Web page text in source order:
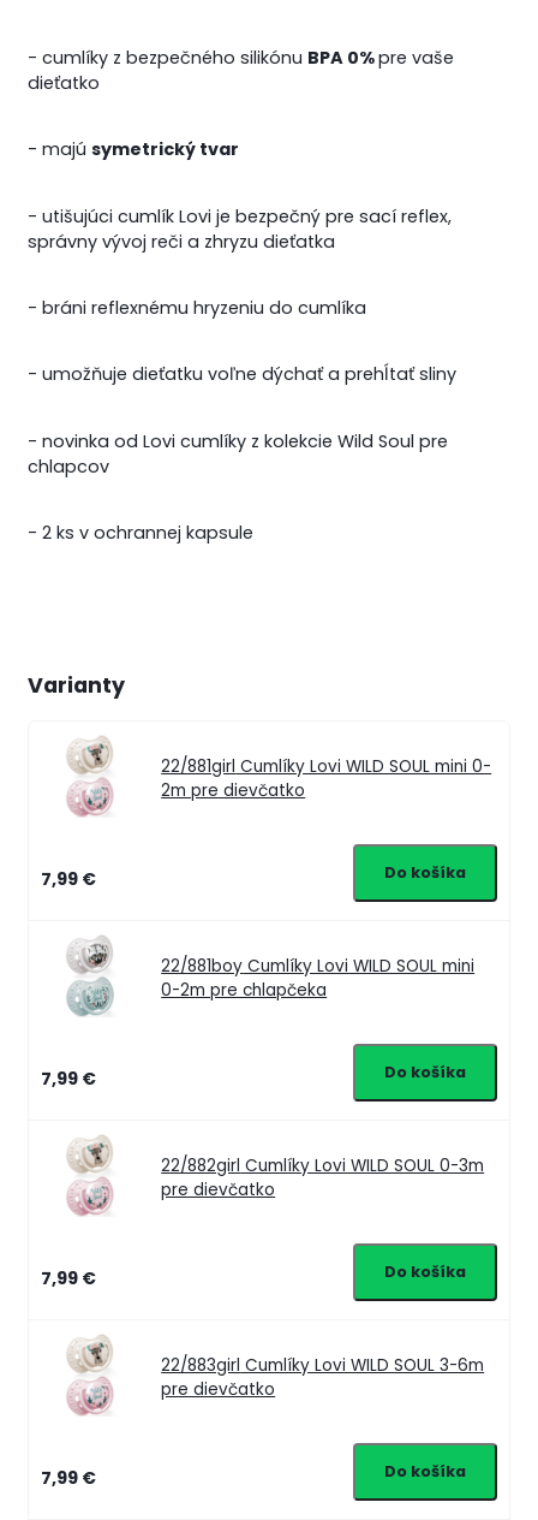
- cumlíky z bezpečného silikónu BPA 0%pre vaše
dieťatko
- majúsymetrický tvar
- utišujúci cumlík Lovi je bezpečný pre sací reflex,
správny vývoj reči a zhryzu dieťatka
- bráni reflexnému hryzeniu do cumlíka
- umožňuje dieťatku voľne dýchať a prehĺtať sliny
- novinka od Lovi cumlíky z kolekcie Wild Soul pre
chlapcov
- 2 ks v ochrannej kapsule
Varianty
22/881girl Cumlíky Lovi WILD SOUL mini 0-
2m pre dievčatko
7,99 €
22/881boy Cumlíky Lovi WILD SOUL mini
0-2m pre chlapčeka
7,99 €
22/882girl Cumlíky Lovi WILD SOUL 0-3m
pre dievčatko
7,99 €
22/883girl Cumlíky Lovi WILD SOUL 3-6m
pre dievčatko
7,99 €